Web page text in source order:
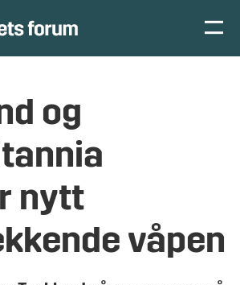
og
nytt
våpen